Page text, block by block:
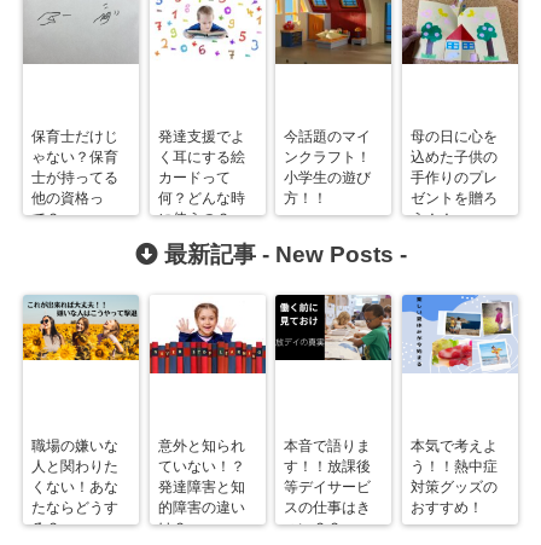
保育士だけじ
ゃない？保育
士が持ってる
他の資格っ
て？
発達支援でよ
く耳にする絵
カードって
何？どんな時
に使うの？
今話題のマイ
ンクラフト！
小学生の遊び
方！！
母の日に心を
込めた子供の
手作りのプレ
ゼントを贈ろ
う！！
最新記事 - New Posts -
職場の嫌いな
人と関わりた
くない！あな
たならどうす
る？
意外と知られ
ていない！？
発達障害と知
的障害の違い
は？
本音で語りま
す！！放課後
等デイサービ
スの仕事はき
つい？？
本気で考えよ
う！！熱中症
対策グッズの
おすすめ！